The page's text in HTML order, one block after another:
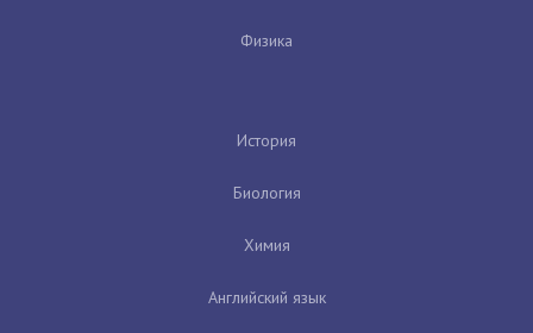
Физика
История
Биология
Химия
Английский язык